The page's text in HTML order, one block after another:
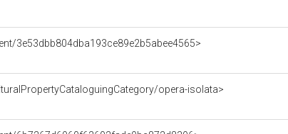
3e53dbb804dba193ce89e2b5abee4565>
opera-isolata>